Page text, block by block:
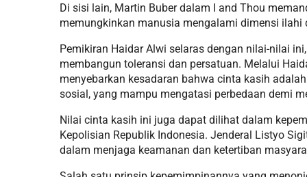
Di sisi lain, Martin Buber dalam I and Thou
memungkinkan manusia mengalami dimensi ilahi
Pemikiran Haidar Alwi selaras dengan nilai-nilai
membangun toleransi dan persatuan. Melalui
menyebarkan kesadaran bahwa cinta kasih
sosial, yang mampu mengatasi perbedaan demi
Nilai cinta kasih ini juga dapat dilihat dalam
Kepolisian Republik Indonesia. Jenderal Listyo
dalam menjaga keamanan dan ketertiban